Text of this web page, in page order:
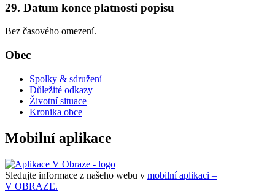
29. Datum konce platnosti popisu
Bez časového omezení.
Obec
Spolky & sdružení
Důležité odkazy
Životní situace
Kronika obce
Mobilní aplikace
Sledujte informace z našeho webu v mobilní aplikaci –
V OBRAZE.